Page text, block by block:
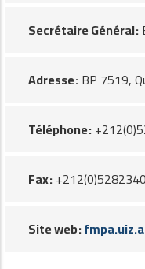
Secrétaire Général
Adresse BP 7519,
Téléphone
Fax
Site web